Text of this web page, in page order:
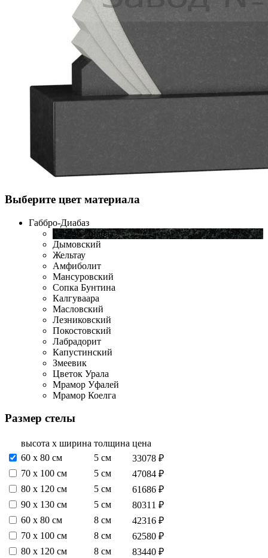
Выберите цвет материала
Габбро-Диабаз
Габбро-Диабаз
Дымовский
Жельтау
Амфиболит
Мансуровский
Сопка Бунтина
Калгуваара
Масловский
Лезниковский
Покостовский
Лабрадорит
Капустинский
Змеевик
Цветок Урала
Мрамор Уфалей
Мрамор Коелга
Размер стелы
высота х ширина толщина цена
60 х 80 см
5 см
33078 ₽
70 х 100 см
5 см
47084 ₽
80 х 120 см
5 см
61686 ₽
90 х 130 см
5 см
80311 ₽
60 х 80 см
8 см
42316 ₽
70 х 100 см
8 см
62580 ₽
80 х 120 см
8 см
83440 ₽